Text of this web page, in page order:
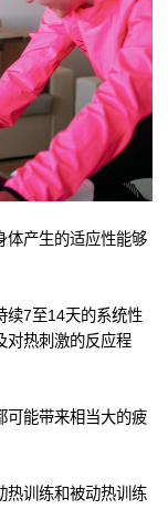
体产生的适应性能够
续7至14天的系统性
对热刺激的反应程
可能带来相当大的疲
热训练和被动热训练